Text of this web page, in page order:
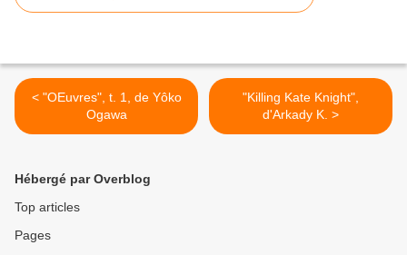
< "OEuvres", t. 1, de Yôko
Ogawa
"Killing Kate Knight",
d'Arkady K. >
Hébergé par Overblog
Top articles
Pages